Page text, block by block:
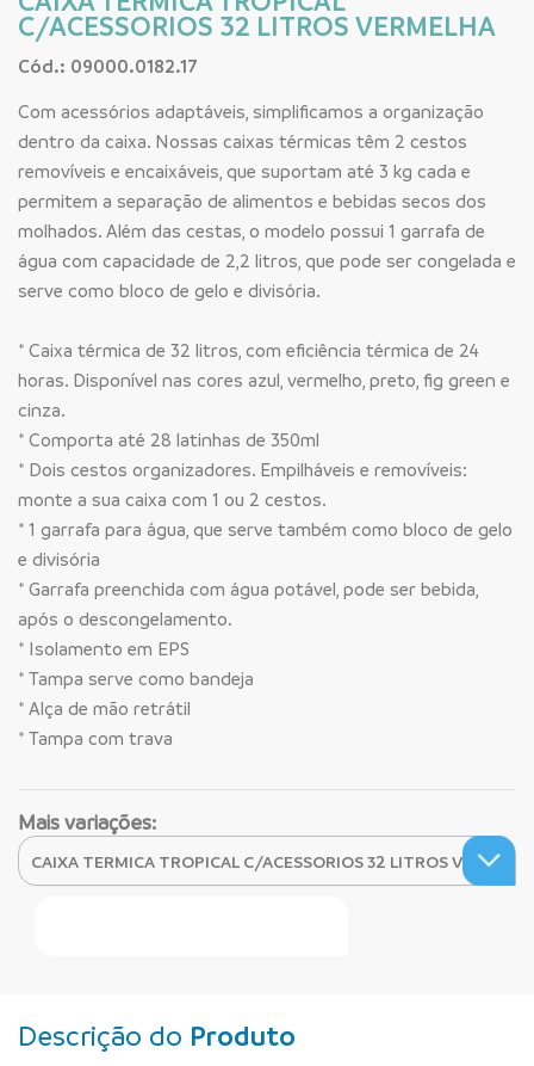
C/ACESSORIOS 32 LITROS VERMELHA
Cód.: 09000.0182.17
Com acessórios adaptáveis, simplificamos a organização
dentro da caixa. Nossas caixas térmicas têm 2 cestos
removíveis e encaixáveis, que suportam até 3 kg cada e
permitem a separação de alimentos e bebidas secos dos
molhados. Além das cestas, o modelo possui 1 garrafa de
água com capacidade de 2,2 litros, que pode ser congelada e
serve como bloco de gelo e divisória.
* Caixa térmica de 32 litros, com eficiência térmica de 24
horas. Disponível nas cores azul, vermelho, preto, fig green e
cinza.
* Comporta até 28 latinhas de 350ml
* Dois cestos organizadores. Empilháveis e removíveis:
monte a sua caixa com 1 ou 2 cestos.
* 1 garrafa para água, que serve também como bloco de gelo
e divisória
* Garrafa preenchida com água potável, pode ser bebida,
após o descongelamento.
* Isolamento em EPS
* Tampa serve como bandeja
* Alça de mão retrátil
* Tampa com trava
Mais variações:
Descrição do Produto